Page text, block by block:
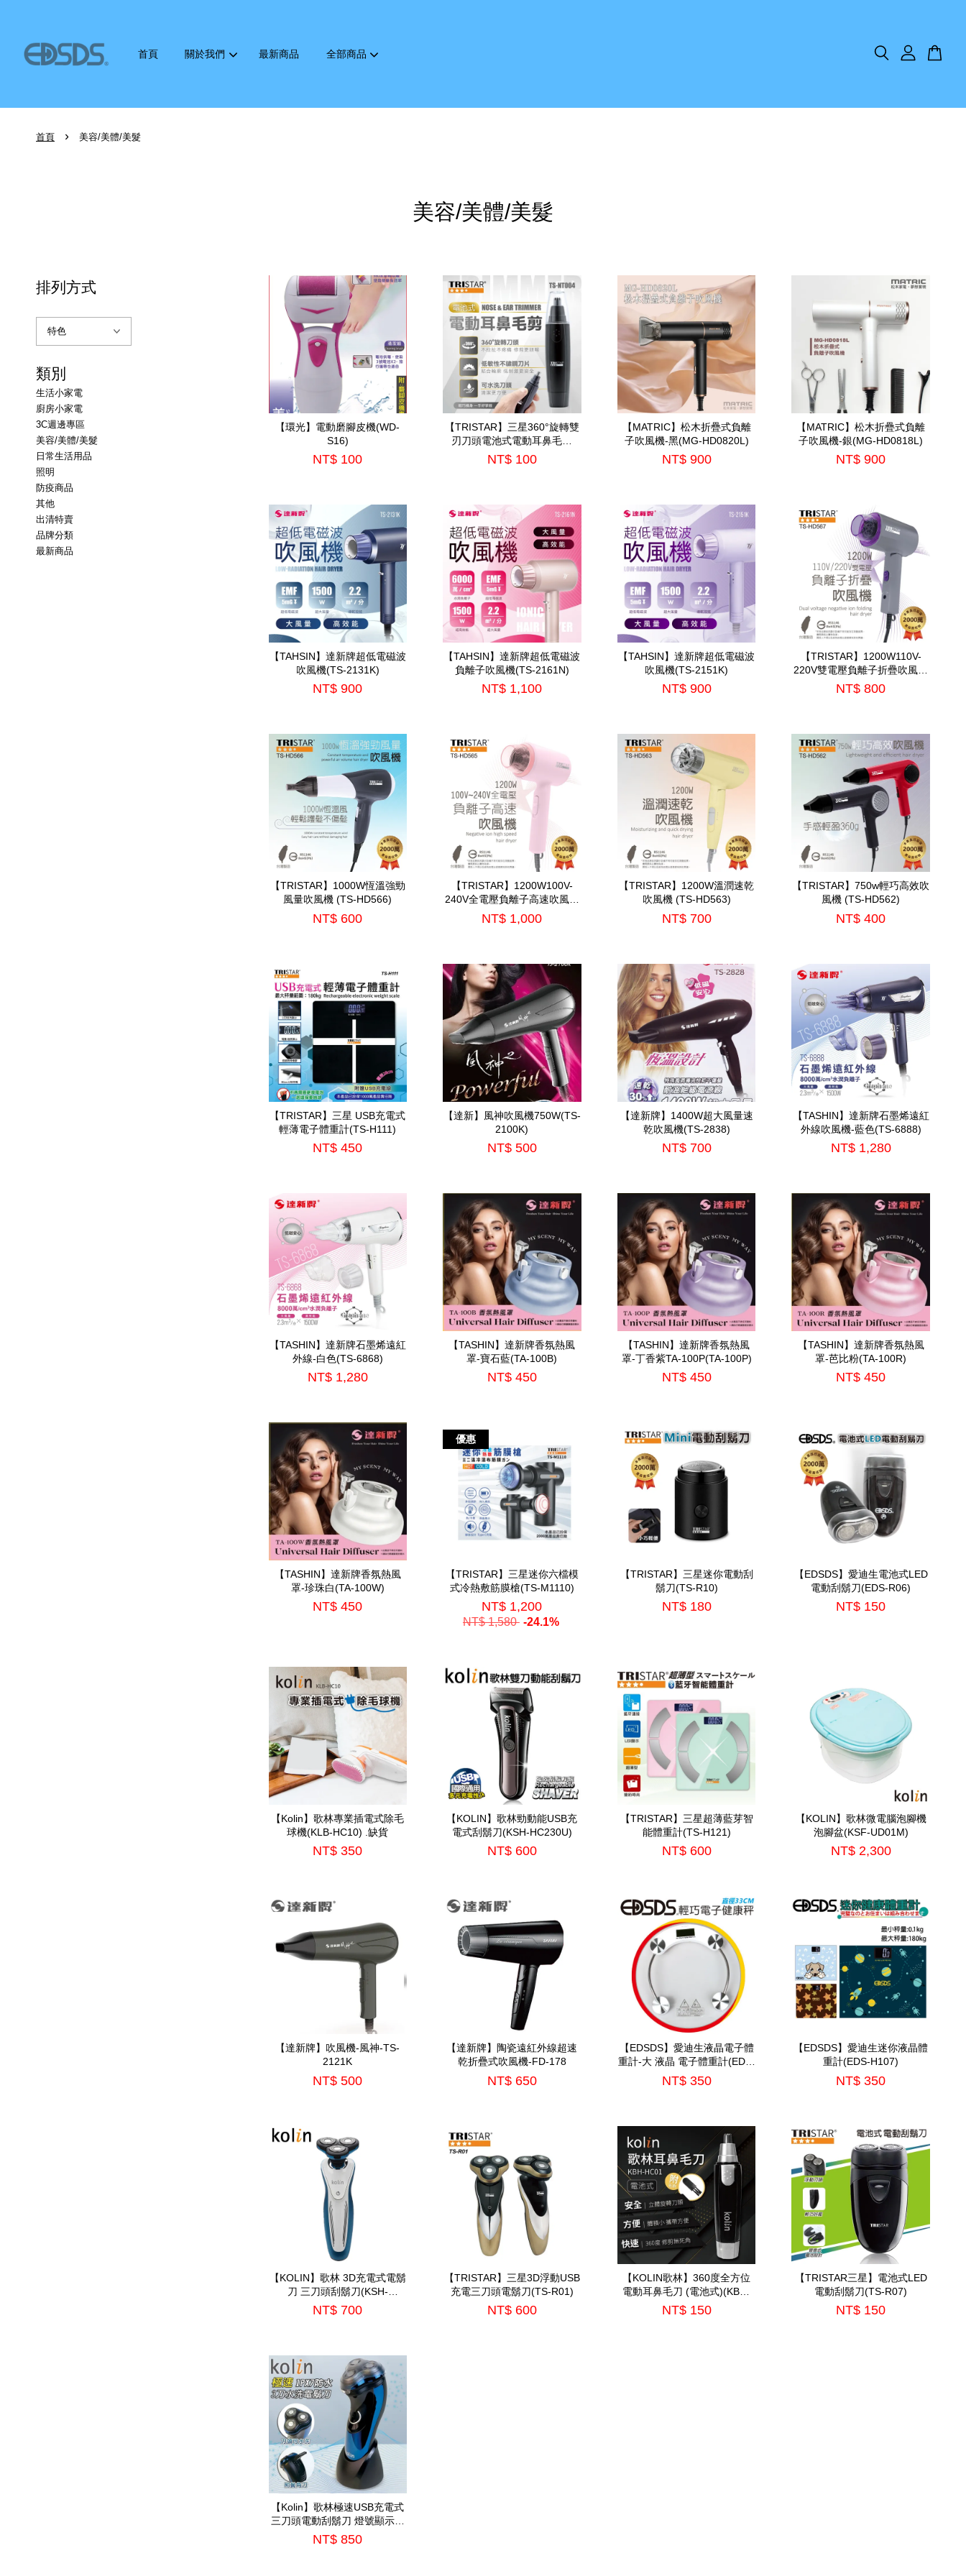
首頁 關於我們 最新商品 全部商品
首頁 › 美容/美體/美髮
美容/美體/美髮
排列方式
類別
生活小家電
廚房小家電
3C週邊專區
美容/美體/美髮
日常生活用品
照明
防疫商品
其他
出清特賣
品牌分類
最新商品
【環光】電動磨腳皮機(WD-
S16)
NT$ 100
【TRISTAR】三星360°旋轉雙
刃刀頭電池式電動耳鼻毛剪
(TS-NT004)
NT$ 100
【MATRIC】松木折疊式負離
子吹風機-黑(MG-HD0820L)
NT$ 900
【MATRIC】松木折疊式負離
子吹風機-銀(MG-HD0818L)
NT$ 900
【TAHSIN】達新牌超低電磁波
吹風機(TS-2131K)
NT$ 900
【TAHSIN】達新牌超低電磁波
負離子吹風機(TS-2161N)
NT$ 1,100
【TAHSIN】達新牌超低電磁波
吹風機(TS-2151K)
NT$ 900
【TRISTAR】1200W110V-
220V雙電壓負離子折疊吹風機
(TS-HD567)
NT$ 800
【TRISTAR】1000W恆溫強勁
風量吹風機 (TS-HD566)
NT$ 600
【TRISTAR】1200W100V-
240V全電壓負離子高速吹風機
(TS-HD565)
NT$ 1,000
【TRISTAR】1200W溫潤速乾
吹風機 (TS-HD563)
NT$ 700
【TRISTAR】750w輕巧高效吹
風機 (TS-HD562)
NT$ 400
【TRISTAR】三星 USB充電式
輕薄電子體重計(TS-H111)
NT$ 450
【達新】風神吹風機750W(TS-
2100K)
NT$ 500
【達新牌】1400W超大風量速
乾吹風機(TS-2838)
NT$ 700
【TASHIN】達新牌石墨烯遠紅
外線吹風機-藍色(TS-6888)
NT$ 1,280
【TASHIN】達新牌石墨烯遠紅
外線-白色(TS-6868)
NT$ 1,280
【TASHIN】達新牌香氛熱風
罩-寶石藍(TA-100B)
NT$ 450
【TASHIN】達新牌香氛熱風
罩-丁香紫TA-100P(TA-100P)
NT$ 450
【TASHIN】達新牌香氛熱風
罩-芭比粉(TA-100R)
NT$ 450
【TASHIN】達新牌香氛熱風
罩-珍珠白(TA-100W)
NT$ 450
優惠
【TRISTAR】三星迷你六檔模
式冷熱敷筋膜槍(TS-M1110)
NT$ 1,200
NT$ 1,580 -24.1%
【TRISTAR】三星迷你電動刮
鬍刀(TS-R10)
NT$ 180
【EDSDS】愛迪生電池式LED
電動刮鬍刀(EDS-R06)
NT$ 150
【Kolin】歌林專業插電式除毛
球機(KLB-HC10) .缺貨
NT$ 350
【KOLIN】歌林勁動能USB充
電式刮鬍刀(KSH-HC230U)
NT$ 600
【TRISTAR】三星超薄藍芽智
能體重計(TS-H121)
NT$ 600
【KOLIN】歌林微電腦泡腳機
泡腳盆(KSF-UD01M)
NT$ 2,300
【達新牌】吹風機-風神-TS-
2121K
NT$ 500
【達新牌】陶瓷遠紅外線超速
乾折疊式吹風機-FD-178
NT$ 650
【EDSDS】愛迪生液晶電子體
重計-大 液晶 電子體重計(EDS-
P5651)
NT$ 350
【EDSDS】愛迪生迷你液晶體
重計(EDS-H107)
NT$ 350
【KOLIN】歌林 3D充電式電鬍
刀 三刀頭刮鬍刀(KSH-
HCR210U)
NT$ 700
【TRISTAR】三星3D浮動USB
充電三刀頭電鬍刀(TS-R01)
NT$ 600
【KOLIN歌林】360度全方位
電動耳鼻毛刀 (電池式)(KBH-
HC01)
NT$ 150
【TRISTAR三星】電池式LED
電動刮鬍刀(TS-R07)
NT$ 150
【Kolin】歌林極速USB充電式
三刀頭電動刮鬍刀 燈號顯示好
方便(KSH-HCW09)
NT$ 850